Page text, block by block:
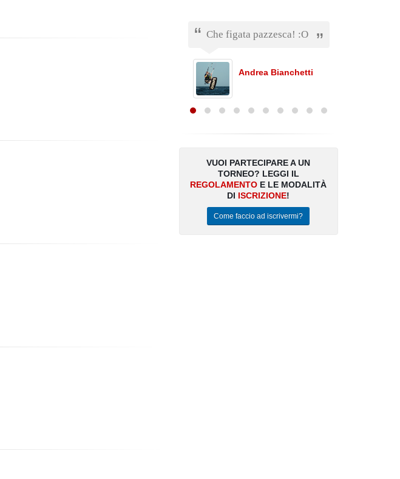
Che figata pazzesca! :O
Andrea Bianchetti
VUOI PARTECIPARE A UN
TORNEO? LEGGI IL
REGOLAMENTO E LE MODALITÀ
DI ISCRIZIONE!
Come faccio ad iscrivermi?